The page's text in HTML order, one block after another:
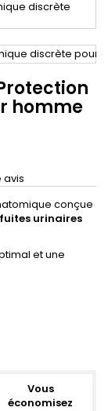
homme
avis
conçue
fuites urinaires
et une
Vous
économisez